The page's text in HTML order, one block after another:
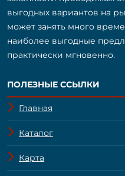
выгодных вариантов на
может занять много
наиболее выгодные
практически мгновенно.
ПОЛЕЗНЫЕ ССЫЛКИ
Главная
Каталог
Карта